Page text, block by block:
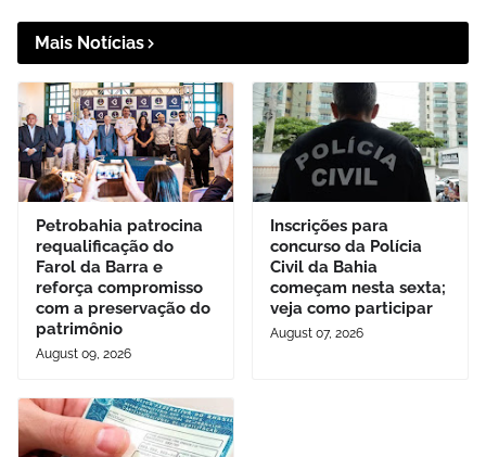
Mais Notícias
Petrobahia patrocina
requalificação do
Farol da Barra e
reforça compromisso
com a preservação do
patrimônio
August 09, 2026
Inscrições para
concurso da Polícia
Civil da Bahia
começam nesta sexta;
veja como participar
August 07, 2026